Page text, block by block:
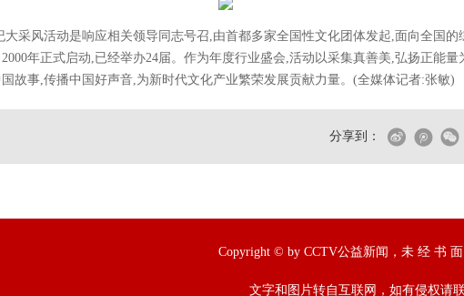
大采风活动是响应相关领导同志号召,由首都多家全国性文化团体发起,面向全国的
年正式启动,已经举办24届。作为年度行业盛会,活动以采集真善美,弘扬正能量
故事,传播中国好声音,为新时代文化产业繁荣发展贡献力量。(全媒体记者:张敏)
分享到：
Copyright © by CCTV公益新闻，未 经 书
文字和图片转自互联网，如有侵权请